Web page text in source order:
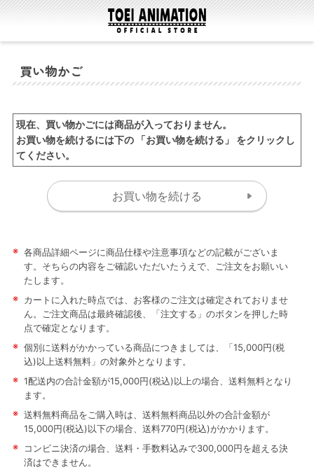
買い物かご
現在、買い物かごには商品が入っておりません。
お買い物を続けるには下の 「お買い物を続ける」 をクリックし
てください。
※ 各商品詳細ページに商品仕様や注意事項などの記載がございま
す。そちらの内容をご確認いただいたうえで、ご注文をお願いい
たします。
※ カートに入れた時点では、お客様のご注文は確定されておりませ
ん。ご注文商品は最終確認後、「注文する」のボタンを押した時
点で確定となります。
※ 個別に送料がかかっている商品につきましては、「15,000円(税
込)以上送料無料」の対象外となります。
※ 1配送内の合計金額が15,000円(税込)以上の場合、送料無料となり
ます。
※ 送料無料商品をご購入時は、送料無料商品以外の合計金額が
15,000円(税込)以下の場合、送料770円(税込)がかかります。
※
コンビニ決済の場合、送料・手数料込みで300,000円を超える決
済はできません。